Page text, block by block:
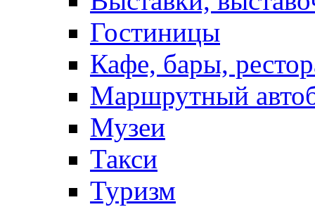
Гостиницы
Кафе, бары,
Маршрутный
Музеи
Такси
Туризм